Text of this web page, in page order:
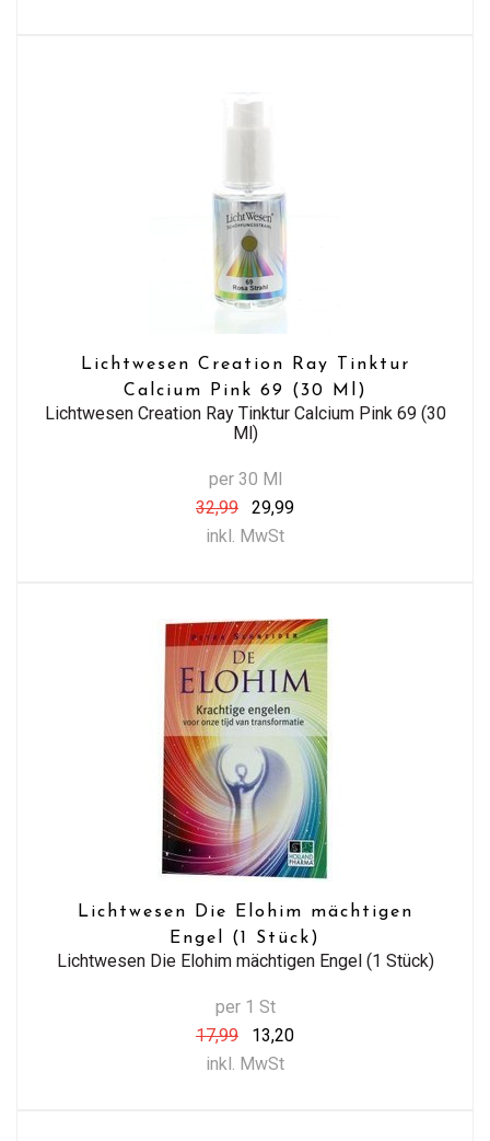
Lichtwesen Creation Ray Tinktur
Calcium Pink 69 (30 Ml)
Lichtwesen Creation Ray Tinktur Calcium Pink 69 (30
Ml)
per 30 Ml
32,99
29,99
inkl. MwSt
Lichtwesen Die Elohim mächtigen
Engel (1 Stück)
Lichtwesen Die Elohim mächtigen Engel (1 Stück)
per 1 St
17,99
13,20
inkl. MwSt